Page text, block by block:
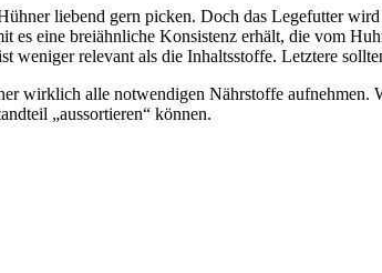
liebend gern picken. Doch das Legefutter
es eine breiähnliche Konsistenz erhält, die vom
relevant als die Inhaltsstoffe. Letztere
wirklich alle notwendigen Nährstoffe aufnehmen.
„aussortieren“ können.